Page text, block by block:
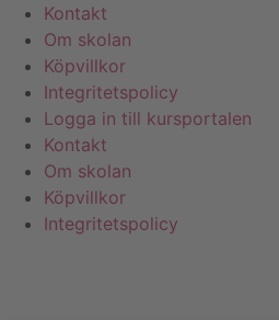
Kontakt
Om skolan
Köpvillkor
Integritetspolicy
Logga in till kursportalen
Kontakt
Om skolan
Köpvillkor
Integritetspolicy